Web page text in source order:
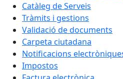
Catàleg de Serveis
Tràmits i gestions
Validació de documents
Carpeta ciutadana
Notificacions
Impostos